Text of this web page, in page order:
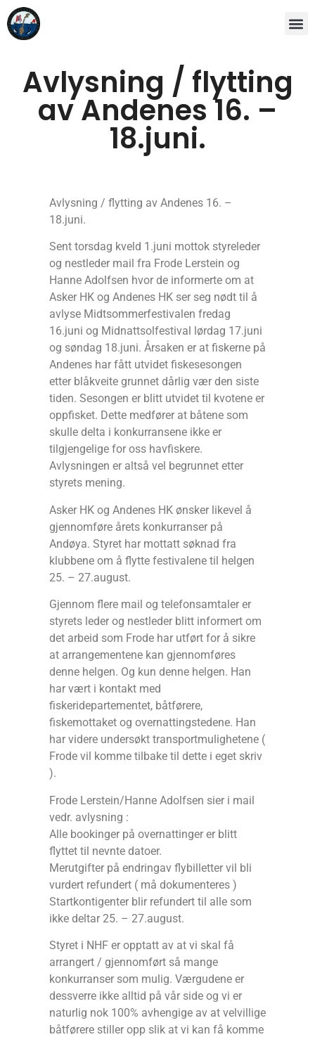
Avlysning / flytting
av Andenes 16. –
18.juni.
Avlysning / flytting av Andenes 16. –
18.juni.
Sent torsdag kveld 1.juni mottok styreleder
og nestleder mail fra Frode Lerstein og
Hanne Adolfsen hvor de informerte om at
Asker HK og Andenes HK ser seg nødt til å
avlyse Midtsommerfestivalen fredag
16.juni og Midnattsolfestival lørdag 17.juni
og søndag 18.juni. Årsaken er at fiskerne på
Andenes har fått utvidet fiskesesongen
etter blåkveite grunnet dårlig vær den siste
tiden. Sesongen er blitt utvidet til kvotene er
oppfisket. Dette medfører at båtene som
skulle delta i konkurransene ikke er
tilgjengelige for oss havfiskere.
Avlysningen er altså vel begrunnet etter
styrets mening.
Asker HK og Andenes HK ønsker likevel å
gjennomføre årets konkurranser på
Andøya. Styret har mottatt søknad fra
klubbene om å flytte festivalene til helgen
25. – 27.august.
Gjennom flere mail og telefonsamtaler er
styrets leder og nestleder blitt informert om
det arbeid som Frode har utført for å sikre
at arrangementene kan gjennomføres
denne helgen. Og kun denne helgen. Han
har vært i kontakt med
fiskeridepartementet, båtførere,
fiskemottaket og overnattingstedene. Han
har videre undersøkt transportmulighetene (
Frode vil komme tilbake til dette i eget skriv
).
Frode Lerstein/Hanne Adolfsen sier i mail
vedr. avlysning :
Alle bookinger på overnattinger er blitt
flyttet til nevnte datoer.
Merutgifter på endringav flybilletter vil bli
vurdert refundert ( må dokumenteres )
Startkontigenter blir refundert til alle som
ikke deltar 25. – 27.august.
Styret i NHF er opptatt av at vi skal få
arrangert / gjennomført så mange
konkurranser som mulig. Værgudene er
dessverre ikke alltid på vår side og vi er
naturlig nok 100% avhengige av at velvillige
båtførere stiller opp slik at vi kan få komme